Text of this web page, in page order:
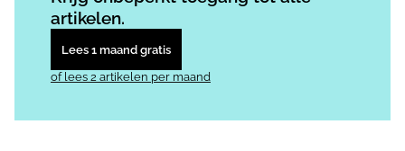
artikelen.
Lees 1 maand gratis
of lees 2 artikelen per maand